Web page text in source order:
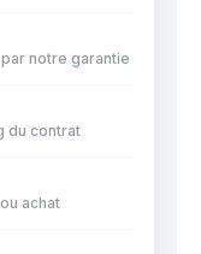
notre garantie
du contrat
achat